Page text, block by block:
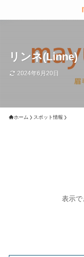
リンネ(Linne)
2024年6月20日
ホーム スポット情報